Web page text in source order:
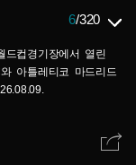
6/320
컵경기장에서 열린
아틀레티코 마드리드